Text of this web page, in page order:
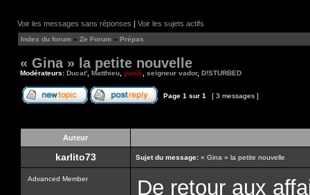
Voir les messages sans réponses | Voir les sujets actifs
Index du forum » Ze Forum » Prépas
« Gina » la petite nouvelle
Modérateurs: Ducat' Matthieu yanik seigneur vador, D!STURBED
Page 1 sur 1 [ 3 messages ]
Auteur
karlito73 Sujet du message: « Gina » la petite nouvelle
Advanced Member
De retour aux